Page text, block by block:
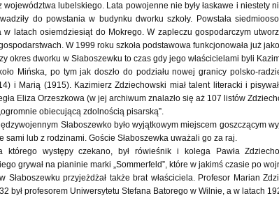
województwa lubelskiego. Lata powojenne nie były łaskawe i
do powstania w budynku dworku szkoły. Powstała
w latach osiemdziesiąt do Mokrego. W zapleczu gospodarczym
W 1999 roku szkoła podstawowa funkcjonowała już
okres dworku w Słaboszewku to czas gdy jego właścicielami byli
Mińska, po tym jak doszło do podziału nowej granicy polsko-
i Marią (1915). Kazimierz Zdziechowski miał talent literacki i
Eliza Orzeszkowa (w jej archiwum znalazło się aż 107 listów
obiecującą zdolnością pisarską”.
Słaboszewko było wyjątkowym miejscem goszczącym
sami lub z rodzinami. Goście Słaboszewka uważali go za raj.
którego występy czekano, był rówieśnik i kolega Pawła
grywał na pianinie marki „Sommerfeld”, które w jakimś czasie po
Słaboszewku przyjeżdżał także brat właściciela. Profesor Marian
był profesorem Uniwersytetu Stefana Batorego w Wilnie, a w latach